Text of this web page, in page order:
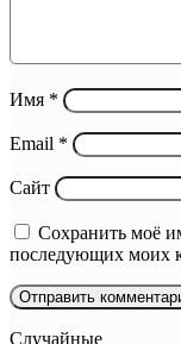
Имя *
Email *
Сайт
Сохранить моё
последующих моих
Случайные